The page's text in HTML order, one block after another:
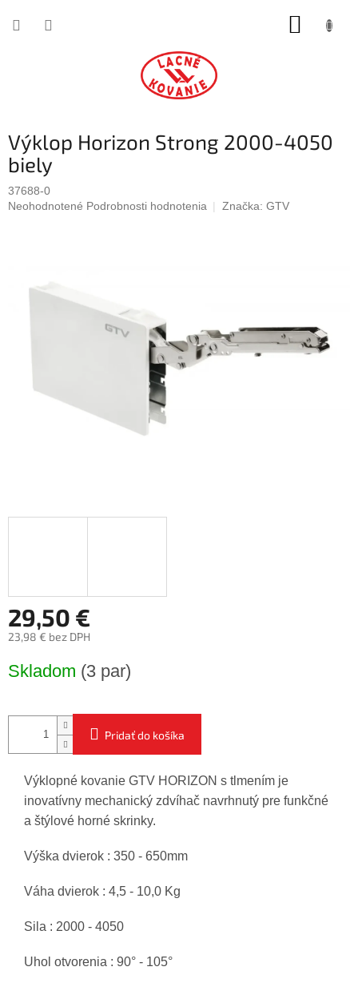
Výklop Horizon Strong 2000-4050
biely
37688-0
Priemerné
Neohodnotené Podrobnosti hodnotenia Značka: GTV
29,50 €
23,98 € bez DPH
cena:
Skladom (3 par)
Pridať do košíka
Výklopné kovanie GTV HORIZON s tlmením je
inovatívny mechanický zdvíhač navrhnutý pre funkčné
a štýlové horné skrinky.
Výška dvierok : 350 - 650mm
Váha dvierok : 4,5 - 10,0 Kg
Sila : 2000 - 4050
Uhol otvorenia : 90° - 105°